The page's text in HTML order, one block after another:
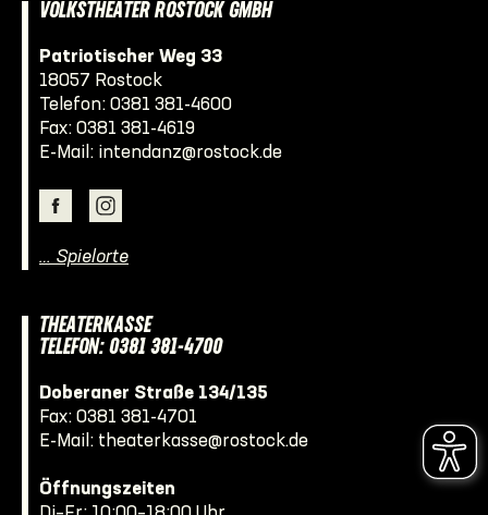
VOLKSTHEATER ROSTOCK GMBH
Patriotischer Weg 33
18057 Rostock
Telefon: 0381 381-4600
Fax: 0381 381-4619
E-Mail: intendanz@rostock.de
… Spielorte
THEATERKASSE
TELEFON: 0381 381-4700
Doberaner Straße 134/135
Fax: 0381 381-4701
E-Mail: theaterkasse@rostock.de
Öffnungszeiten